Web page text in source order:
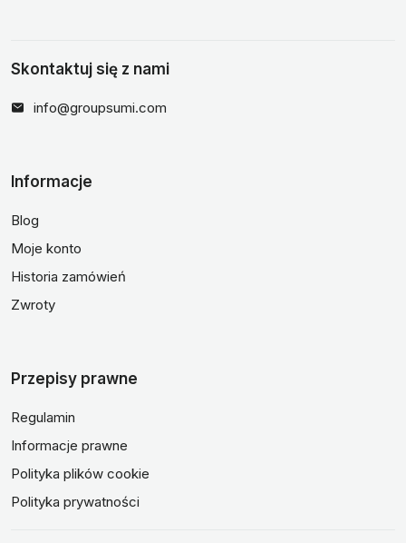
Skontaktuj się z nami
info@groupsumi.com
Informacje
Blog
Moje konto
Historia zamówień
Zwroty
Przepisy prawne
Regulamin
Informacje prawne
Polityka plików cookie
Polityka prywatności